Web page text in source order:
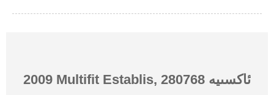
2009 Multifit Establis, 280768 ئاكسىيە